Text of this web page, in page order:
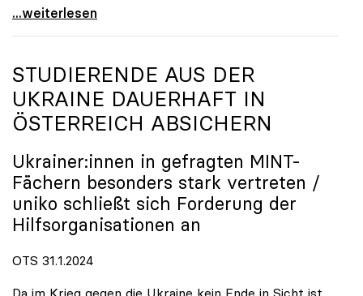
\"Wir zählen auf die neuen Superkräfte und ihre
...weiterlesen
STUDIERENDE AUS DER
UKRAINE DAUERHAFT IN
ÖSTERREICH ABSICHERN
Ukrainer:innen in gefragten MINT-
Fächern besonders stark vertreten /
uniko schließt sich Forderung der
Hilfsorganisationen an
OTS 31.1.2024
Da im Krieg gegen die Ukraine kein Ende in Sicht ist,